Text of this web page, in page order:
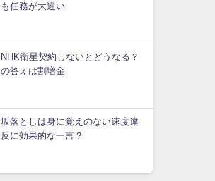
も任務が大違い
NHK衛星契約しないとどうなる？
の答えは割増金
坂落としは身に覚えのない速度違
反に効果的な一言？